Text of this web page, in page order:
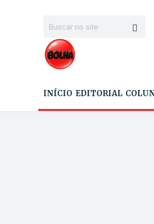
INÍCIO EDITORIAL